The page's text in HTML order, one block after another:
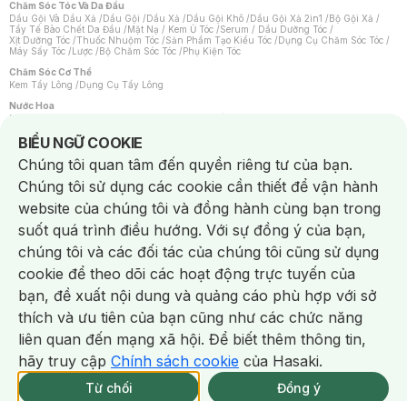
NowFree 2H Giao Nhanh Miễn Phí 2H Xem chi tiết
321/337 CN CÒN SP Mua online
Chăm Sóc Tóc Và Da Đầu
Dầu Gội Và Dầu Xả /Dầu Gội /Dầu Xả /Dầu Gội Khô /Dầu Gội Xả 2in1 /Bộ Gội Xả /
Tẩy Tế Bào Chết Da Đầu /Mặt Nạ / Kem Ủ Tóc /Serum / Dầu Dưỡng Tóc /
Xịt Dưỡng Tóc /Thuốc Nhuộm Tóc /Sản Phẩm Tạo Kiểu Tóc /Dụng Cụ Chăm Sóc Tóc /
Máy Sấy Tóc /Lược /Bộ Chăm Sóc Tóc /Phụ Kiện Tóc
Chăm Sóc Cơ Thể
Kem Tẩy Lông /Dụng Cụ Tẩy Lông
Nước Hoa
Nước Hoa Nữ
Chăm Sóc Cá Nhân
Chống Muỗi /Khẩu Trang /Máy Massage/Mặt Nạ Xông Hơi /Nước Rửa Tay/
Sản Phẩm Chăm Sóc Khác /Bàn Chải Đánh Răng /Bàn Chải Điện/
Hỗ Trợ Trắng Răng/Kem Đánh Răng /Máy Tăm Nước/ Nước Súc Miệng/
Tăm / Chỉ Nha Khoa/ Xịt Thơm Miệng / Dung Dịch Vệ Sinh/Dưỡng Vùng Kín/
Khăn Ướt Vệ Sinh Vùng Kín/Băng Vệ Sinh/Tampon/Bọt Cạo Râu /Dao Cạo Râu/
Máy Cạo Râu
Vấn Đề Về Da
Da Dầu / Lỗ Chân Lông To/ Da Khô / Mất Nước/ Da Lão Hóa/ Da Mụn/
Da Nhạy Cảm / Kích Ứng
Da Xỉn Màu Thâm / Nám / Tàn Nhang
Quầng Thâm & Bọng Mắt /Sẹo /Viêm Da Cơ Địa
Dụng Cụ / Phụ Kiện Chăm Sóc Da
Bông Tẩy Trang
Khăn Lau Mặt Khô Dụng Cụ / Máy Rửa Mặt Máy Chăm Sóc Da
Dụng Cụ Chăm Sóc Khác
BIỂU NGỮ COOKIE
Notice about cookies usage
Chúng tôi quan tâm đến quyền riêng tư của bạn.
Chúng tôi sử dụng các cookie cần thiết để vận hành
website của chúng tôi và đồng hành cùng bạn trong
suốt quá trình điều hướng. Với sự đồng ý của bạn,
chúng tôi và các đối tác của chúng tôi cũng sử dụng
cookie để theo dõi các hoạt động trực tuyến của
bạn, đề xuất nội dung và quảng cáo phù hợp với sở
thích và ưu tiên của bạn cũng như các chức năng
liên quan đến mạng xã hội. Để biết thêm thông tin,
hãy truy cập Chính sách cookie của Hasaki.
Từ chối Đồng ý